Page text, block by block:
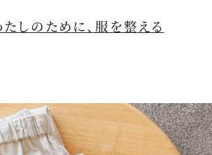
e
しのために、服を整える